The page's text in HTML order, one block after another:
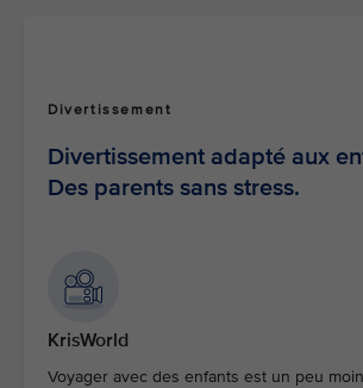
Divertissement
Divertissement adapté aux
Des parents sans stress.
KrisWorld
Voyager avec des enfants est un peu